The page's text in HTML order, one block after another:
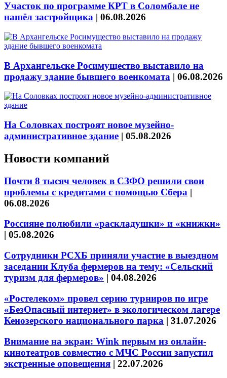
Участок по программе КРТ в Соломбале не
нашёл застройщика | 06.08.2026
В Архангельске Росимущество выставило на
продажу здание бывшего военкомата | 06.08.2026
На Соловках построят новое музейно-
административное здание | 05.08.2026
Новости компаний
Почти 8 тысяч человек в СЗФО решили свои
проблемы с кредитами с помощью Сбера |
06.08.2026
Россияне полюбили «раскладушки» и «книжки»
| 05.08.2026
Сотрудники РСХБ приняли участие в выездном
заседании Клуба фермеров на тему: «Сельский
туризм для фермеров» | 04.08.2026
«Ростелеком» провел серию турниров по игре
«БезОпасный интернет» в экологическом лагере
Кенозерского национального парка | 31.07.2026
Внимание на экран: Wink первым из онлайн-
кинотеатров совместно с МЧС России запустил
экстренные оповещения | 22.07.2026